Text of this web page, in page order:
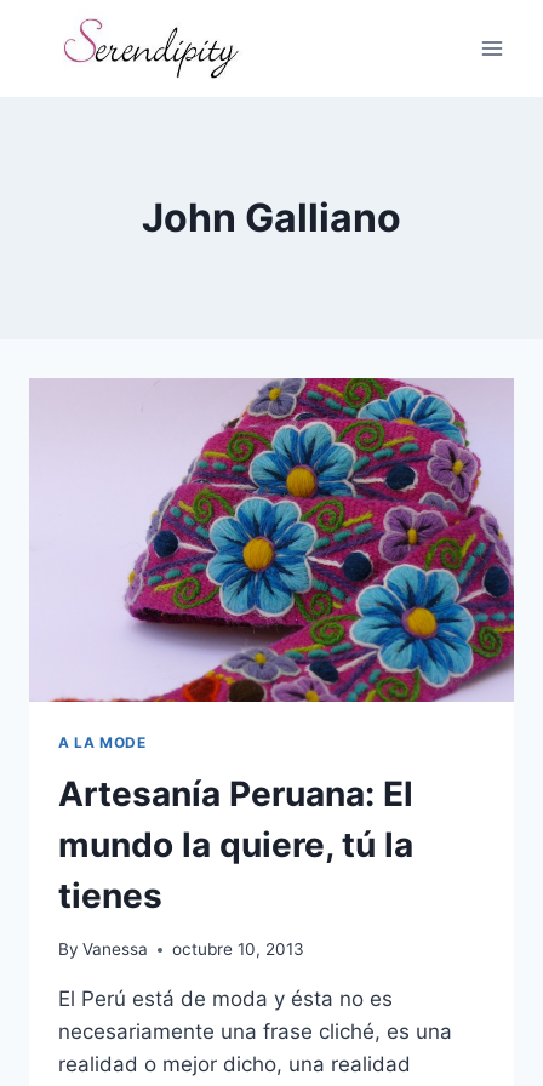
John Galliano
A LA MODE
Artesanía Peruana: El
mundo la quiere, tú la
tienes
By Vanessa octubre 10, 2013
El Perú está de moda y ésta no es
necesariamente una frase cliché, es una
realidad o mejor dicho, una realidad